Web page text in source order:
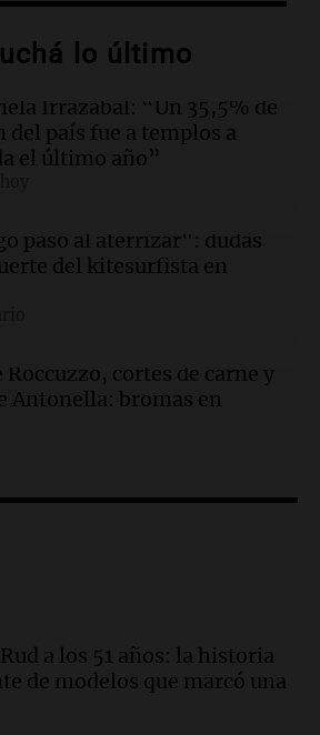
hoy
a buscar ayuda el último
de muerte de una de las
NBA: qué reveló el informe
perros hacinados durante
a dos criaderos en Córdoba
lo último
Irrazábal: “Un 35,5% de
del país fue a templos a
el último año”
pasó al aterrizar": dudas
del kitesurfista en
Roccuzzo, cortes de carne y
Antonella: bromas en
Roccuzzo, cortes de carne y
Cáceres llega a Córdoba a
una obra que
masculinas
a los 51 años: la historia
de modelos que marcó una